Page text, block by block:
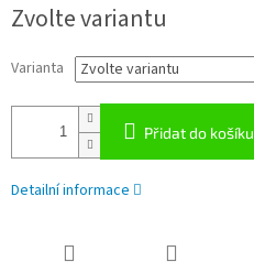
cena:
Zvolte variantu
Varianta
Přidat do košíku
Detailní informace